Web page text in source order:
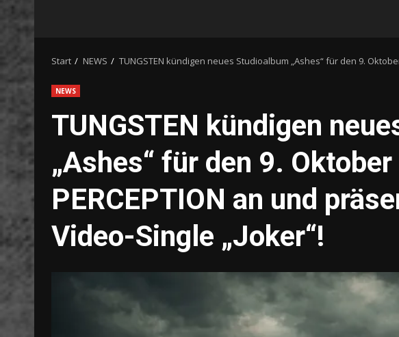
Start NEWS TUNGSTEN kündigen neues Studioalbum „Ashes“ für den 9.
NEWS
TUNGSTEN kündigen
„Ashes“ für den 9.
PERCEPTION an und
Video-Single „Joker“!